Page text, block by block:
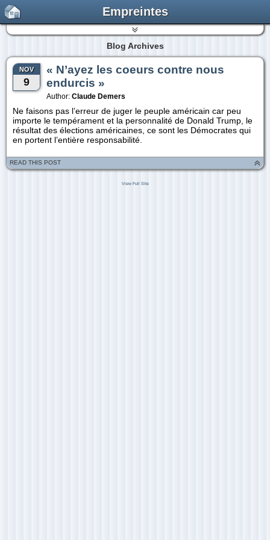
Empreintes
Blog Archives
NOV
9
« N’ayez les coeurs contre nous
endurcis »
Author: Claude Demers
Ne faisons pas l’erreur de juger le peuple américain car peu
importe le tempérament et la personnalité de Donald Trump, le
résultat des élections américaines, ce sont les Démocrates qui
en portent l’entière responsabilité.
READ THIS POST
View Full Site